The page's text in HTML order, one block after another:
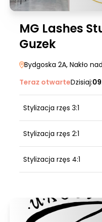
MG Lashes
Guzek
Bydgoska 2A, Nakło
Teraz otwarteDzisiaj:
Stylizacja rzęs 3:1
Stylizacja rzęs 2:1
Stylizacja rzęs 4:1